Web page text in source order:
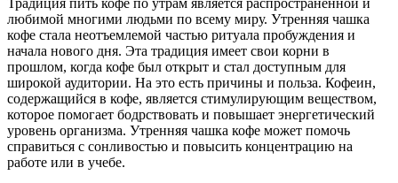
любимой многими людьми по всему миру. Утренняя чашка
кофе стала неотъемлемой частью ритуала пробуждения и
начала нового дня. Эта традиция имеет свои корни в
прошлом, когда кофе был открыт и стал доступным для
широкой аудитории. На это есть причины и польза. Кофеин,
содержащийся в кофе, является стимулирующим веществом,
которое помогает бодрствовать и повышает энергетический
уровень организма. Утренняя чашка кофе может помочь
справиться с сонливостью и повысить концентрацию на
работе или в учебе.